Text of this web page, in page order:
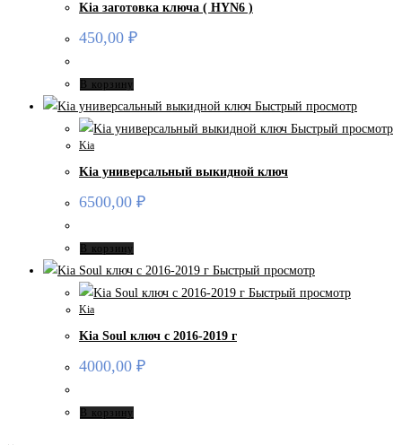
Kia заготовка ключа ( HYN6 )
450,00 ₽
В корзину
Быстрый просмотр
Быстрый просмотр
Kia
Kia универсальный выкидной ключ
6500,00 ₽
В корзину
Быстрый просмотр
Быстрый просмотр
Kia
Kia Soul ключ с 2016-2019 г
4000,00 ₽
В корзину